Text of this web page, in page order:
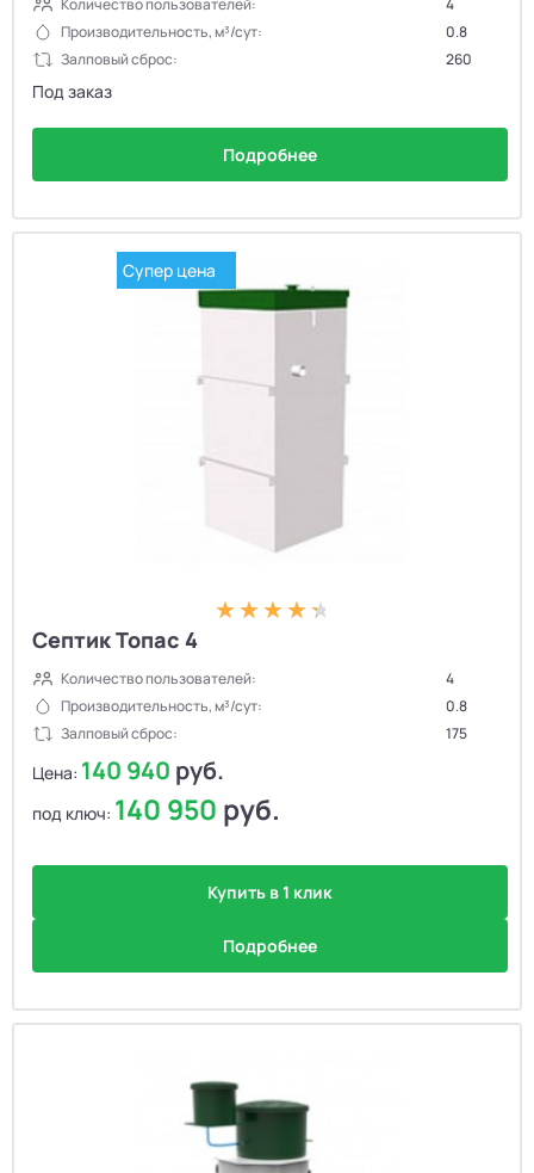
Производительность, м³/сут:
0.8
Залповый сброс:
260
Под заказ
Подробнее
Супер цена
Септик Топас 4
Количество пользователей:
4
Производительность, м³/сут:
0.8
Залповый сброс:
175
Цена: 140 940 руб.
под ключ: 140 950 руб.
Купить в 1 клик
Подробнее